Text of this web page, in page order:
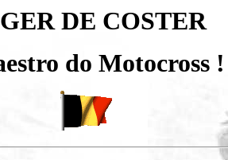
DE COSTER
do Motocross !